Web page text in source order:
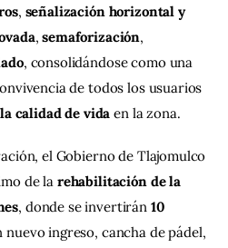
, señalización horizontal y
, semaforización,
, consolidándose como una
de todos los usuarios
calidad de vida en la zona.
el Gobierno de Tlajomulco
de la rehabilitación de la
, donde se invertirán 10
ingreso, cancha de pádel,